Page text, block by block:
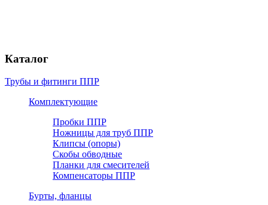
Каталог
Трубы и фитинги ППР
Комплектующие
Пробки ППР
Ножницы для труб ППР
Клипсы (опоры)
Скобы обводные
Планки для смесителей
Компенсаторы ППР
Бурты, фланцы